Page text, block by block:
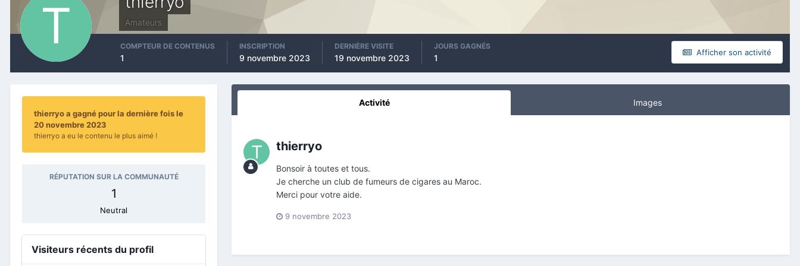
Amateurs
Afficher son activité
COMPTEUR DE CONTENUS
1
INSCRIPTION
9 novembre 2023
DERNIÈRE VISITE
19 novembre 2023
JOURS GAGNÉS
1
thierryo a gagné pour la dernière fois le
20 novembre 2023
thierryo a eu le contenu le plus aimé !
RÉPUTATION SUR LA COMMUNAUTÉ
1
Neutral
Visiteurs récents du profil
Activité Images
thierryo
Bonsoir à toutes et tous.
Je cherche un club de fumeurs de cigares au Maroc.
Merci pour votre aide.
9 novembre 2023